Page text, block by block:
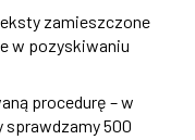
zamieszczone
w pozyskiwaniu
procedurę – w
500